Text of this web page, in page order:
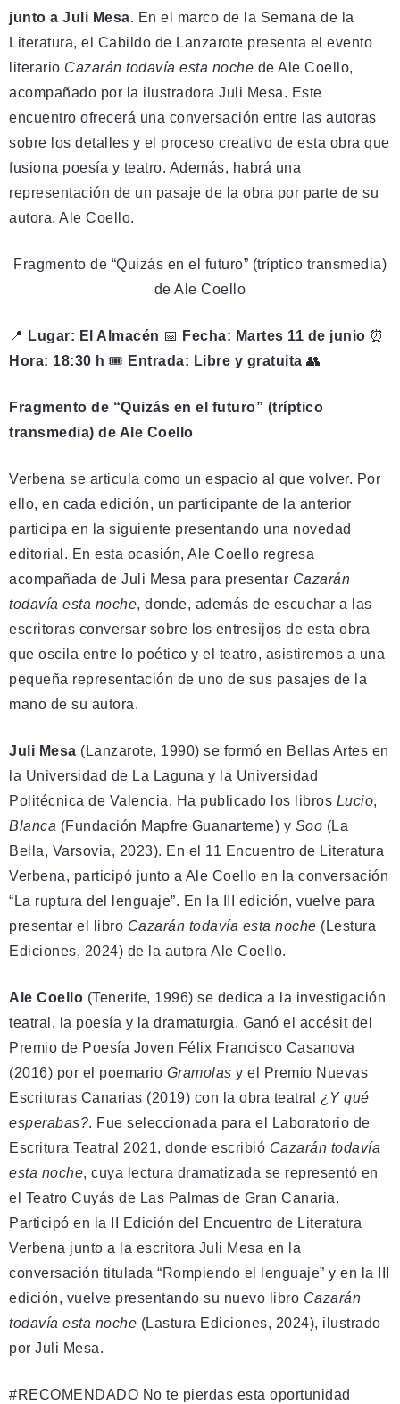
junto a Juli Mesa. En el marco de la Semana de la
Literatura, el Cabildo de Lanzarote presenta el evento
literario Cazarán todavía esta noche de Ale Coello,
acompañado por la ilustradora Juli Mesa. Este
encuentro ofrecerá una conversación entre las autoras
sobre los detalles y el proceso creativo de esta obra que
fusiona poesía y teatro. Además, habrá una
representación de un pasaje de la obra por parte de su
autora, Ale Coello.
Fragmento de “Quizás en el futuro” (tríptico transmedia)
de Ale Coello
📍 Lugar: El Almacén 📅 Fecha: Martes 11 de junio ⏰
Hora: 18:30 h 🎟️ Entrada: Libre y gratuita 👥
Fragmento de “Quizás en el futuro” (tríptico
transmedia) de Ale Coello
Verbena se articula como un espacio al que volver. Por
ello, en cada edición, un participante de la anterior
participa en la siguiente presentando una novedad
editorial. En esta ocasión, Ale Coello regresa
acompañada de Juli Mesa para presentar Cazarán
todavía esta noche, donde, además de escuchar a las
escritoras conversar sobre los entresijos de esta obra
que oscila entre lo poético y el teatro, asistiremos a una
pequeña representación de uno de sus pasajes de la
mano de su autora.
Juli Mesa (Lanzarote, 1990) se formó en Bellas Artes en
la Universidad de La Laguna y la Universidad
Politécnica de Valencia. Ha publicado los libros Lucio,
Blanca (Fundación Mapfre Guanarteme) y Soo (La
Bella, Varsovia, 2023). En el 11 Encuentro de Literatura
Verbena, participó junto a Ale Coello en la conversación
“La ruptura del lenguaje”. En la III edición, vuelve para
presentar el libro Cazarán todavía esta noche (Lestura
Ediciones, 2024) de la autora Ale Coello.
Ale Coello (Tenerife, 1996) se dedica a la investigación
teatral, la poesía y la dramaturgia. Ganó el accésit del
Premio de Poesía Joven Félix Francisco Casanova
(2016) por el poemario Gramolas y el Premio Nuevas
Escrituras Canarias (2019) con la obra teatral ¿Y qué
esperabas?. Fue seleccionada para el Laboratorio de
Escritura Teatral 2021, donde escribió Cazarán todavía
esta noche, cuya lectura dramatizada se representó en
el Teatro Cuyás de Las Palmas de Gran Canaria.
Participó en la II Edición del Encuentro de Literatura
Verbena junto a la escritora Juli Mesa en la
conversación titulada “Rompiendo el lenguaje” y en la III
edición, vuelve presentando su nuevo libro Cazarán
todavía esta noche (Lastura Ediciones, 2024), ilustrado
por Juli Mesa.
#RECOMENDADO No te pierdas esta oportunidad